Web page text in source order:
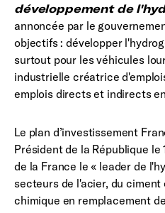
développement de
annoncée par le
objectifs : développer
surtout pour les véhicules
industrielle créatrice
emplois directs et indirects
Le plan d’investissement
Président de la République
de la France le « leader de
secteurs de l'acier, du
chimique en remplacement